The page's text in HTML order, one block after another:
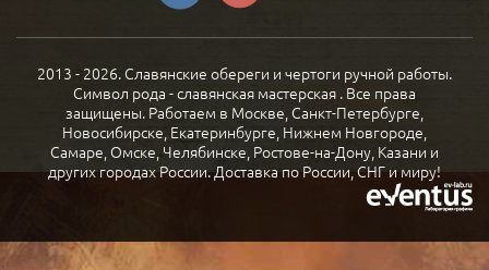
2013 - 2026. Славянские обереги и чертоги ручной работы.
Символ рода - славянская мастерская . Все права
защищены. Работаем в Москве, Санкт-Петербурге,
Новосибирске, Екатеринбурге, Нижнем Новгороде,
Самаре, Омске, Челябинске, Ростове-на-Дону, Казани и
других городах России. Доставка по России, СНГ и миру!